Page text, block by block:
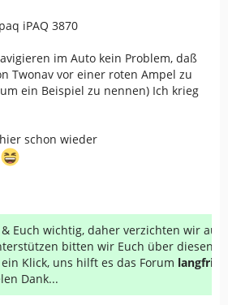
iPAQ 3870
im Auto kein Problem, daß
Twonav vor einer roten Ampel zu
ein Beispiel zu nennen) Ich krieg
schon wieder
Euch wichtig, daher verzichten wir auf
bitten wir Euch über diesen
Klick, uns hilft es das Forum
Dank...